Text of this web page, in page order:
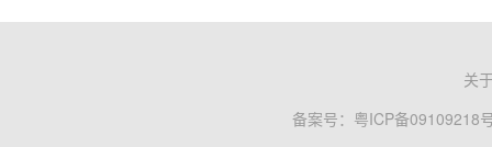
关
备案号： 粤ICP备09109218